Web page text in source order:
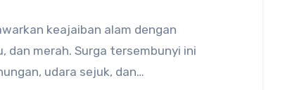
keajaiban alam dengan
dan merah. Surga tersembunyi ini
udara sejuk, dan…